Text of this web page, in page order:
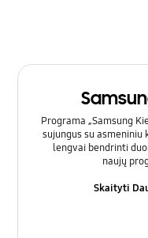
Programa „Samsung
sujungus su
lengvai bendrinti
naujų
Skaityti